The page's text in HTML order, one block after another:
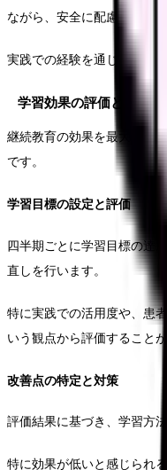
ながら、安全に配慮して進
実践での経験を通じて、よ
学習効果の評価と改善
継続教育の効果を最大限に
です。
学習目標の設定と評価
四半期ごとに学習目標の達
直しを行います。
特に実践での活用度や、患
いう観点から評価することが
改善点の特定と対策
評価結果に基づき、学習方
特に効果が低いと感じられ